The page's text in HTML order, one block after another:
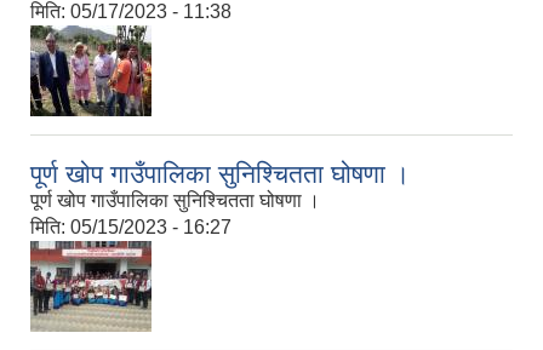
मिति: 05/17/2023 - 11:38
पूर्ण खोप गाउँपालिका सुनिश्चितता घोषणा ।
पूर्ण खोप गाउँपालिका सुनिश्चितता घोषणा ।
मिति: 05/15/2023 - 16:27